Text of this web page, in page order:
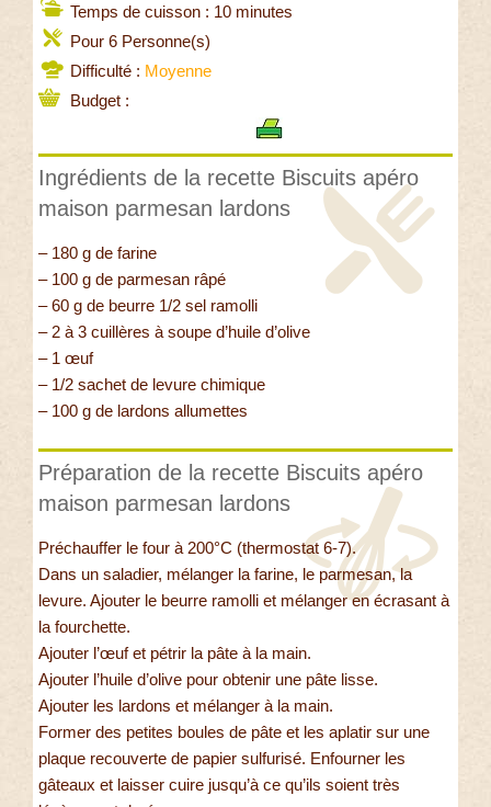
Temps de cuisson : 10 minutes
Pour 6 Personne(s)
Difficulté : Moyenne
Budget :
Ingrédients de la recette Biscuits apéro
maison parmesan lardons
– 180 g de farine
– 100 g de parmesan râpé
– 60 g de beurre 1/2 sel ramolli
– 2 à 3 cuillères à soupe d’huile d’olive
– 1 œuf
– 1/2 sachet de levure chimique
– 100 g de lardons allumettes
Préparation de la recette Biscuits apéro
maison parmesan lardons
Préchauffer le four à 200°C (thermostat 6-7).
Dans un saladier, mélanger la farine, le parmesan, la
levure. Ajouter le beurre ramolli et mélanger en écrasant à
la fourchette.
Ajouter l’œuf et pétrir la pâte à la main.
Ajouter l’huile d’olive pour obtenir une pâte lisse.
Ajouter les lardons et mélanger à la main.
Former des petites boules de pâte et les aplatir sur une
plaque recouverte de papier sulfurisé. Enfourner les
gâteaux et laisser cuire jusqu’à ce qu’ils soient très